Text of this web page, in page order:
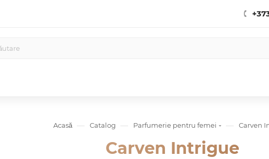
Acasă — Catalog — Parfumerie pentru femei — Carven
Carven Intrigue